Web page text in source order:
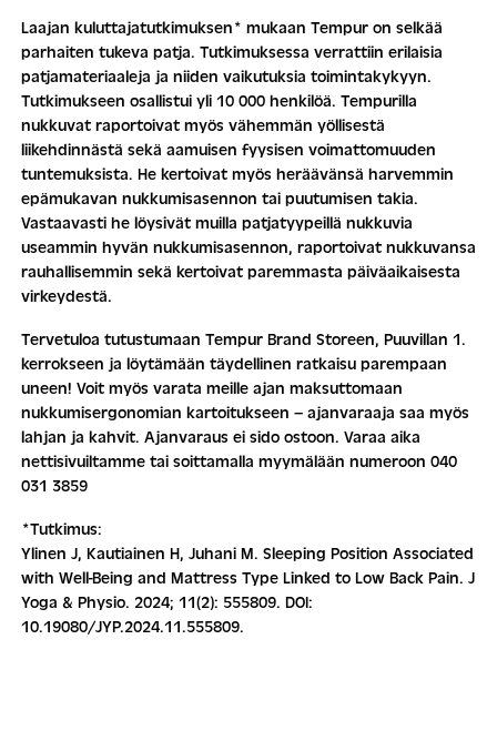
Laajan kuluttajatutkimuksen* mukaan Tempur on selkää
parhaiten tukeva patja. Tutkimuksessa verrattiin erilaisia
patjamateriaaleja ja niiden vaikutuksia toimintakykyyn.
Tutkimukseen osallistui yli 10 000 henkilöä. Tempurilla
nukkuvat raportoivat myös vähemmän yöllisestä
liikehdinnästä sekä aamuisen fyysisen voimattomuuden
tuntemuksista. He kertoivat myös heräävänsä harvemmin
epämukavan nukkumisasennon tai puutumisen takia.
Vastaavasti he löysivät muilla patjatyypeillä nukkuvia
useammin hyvän nukkumisasennon, raportoivat nukkuvansa
rauhallisemmin sekä kertoivat paremmasta päiväaikaisesta
virkeydestä.
Tervetuloa tutustumaan Tempur Brand Storeen, Puuvillan 1.
kerrokseen ja löytämään täydellinen ratkaisu parempaan
uneen! Voit myös varata meille ajan maksuttomaan
nukkumisergonomian kartoitukseen – ajanvaraaja saa myös
lahjan ja kahvit. Ajanvaraus ei sido ostoon. Varaa aika
nettisivuiltamme tai soittamalla myymälään numeroon 040
031 3859
*Tutkimus:
Ylinen J, Kautiainen H, Juhani M. Sleeping Position Associated
with Well-Being and Mattress Type Linked to Low Back Pain. J
Yoga & Physio. 2024; 11(2): 555809. DOI:
10.19080/JYP.2024.11.555809.